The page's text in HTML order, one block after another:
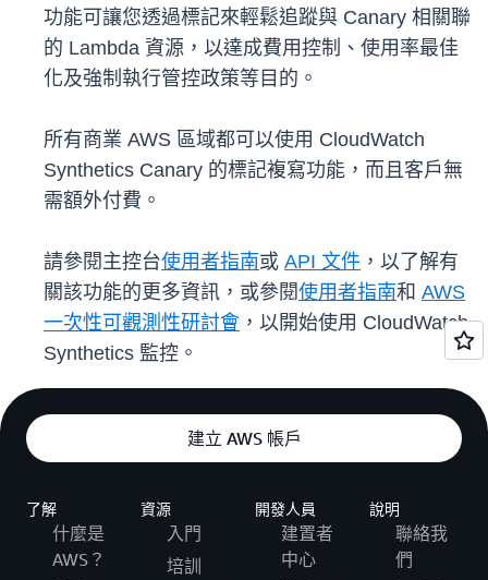
功能可讓您透過標記來輕鬆追蹤與 Canary 相關聯
的 Lambda 資源，以達成費用控制、使用率最佳
化及強制執行管控政策等目的。
所有商業 AWS 區域都可以使用 CloudWatch
Synthetics Canary 的標記複寫功能，而且客戶無
需額外付費。
請參閱主控台使用者指南或 API 文件 ，以了解有
關該功能的更多資訊，或參閱使用者指南和 AWS
一次性可觀測性研討會 ，以開始使用 CloudWatch
Synthetics 監控。
建立 AWS 帳戶
了解
什麼是
AWS？
資源
入門
培訓
開發人員
建置者
中心
說明
聯絡我
們